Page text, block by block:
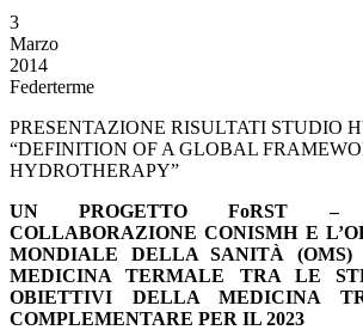
3
Marzo
2014
Federterme
PRESENTAZIONE RISULTATI STUDIO
“DEFINITION OF A GLOBAL
HYDROTHERAPY”
UN PROGETTO FoRST
COLLABORAZIONE CONISMH E
MONDIALE DELLA SANITÀ
MEDICINA TERMALE TRA LE
OBIETTIVI DELLA MEDICINA
COMPLEMENTARE PER IL 2023